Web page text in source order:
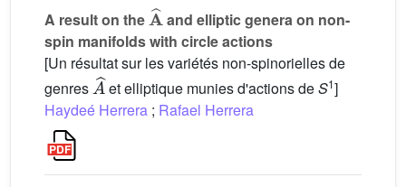
A result on the
𝐀
and elliptic genera on non-
spin manifolds with circle actions
[Un résultat sur les variétés non-spinorielles de
genres
A^
et elliptique munies d'actions deS1]
Haydeé Herrera ; Rafael Herrera